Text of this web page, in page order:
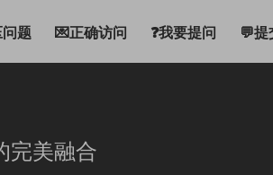
题 💌正确访问 ❓我要提问 💬提
完美融合